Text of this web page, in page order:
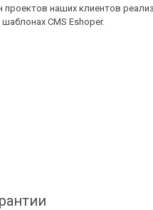
проектов наших клиентов
CMS Eshoper.